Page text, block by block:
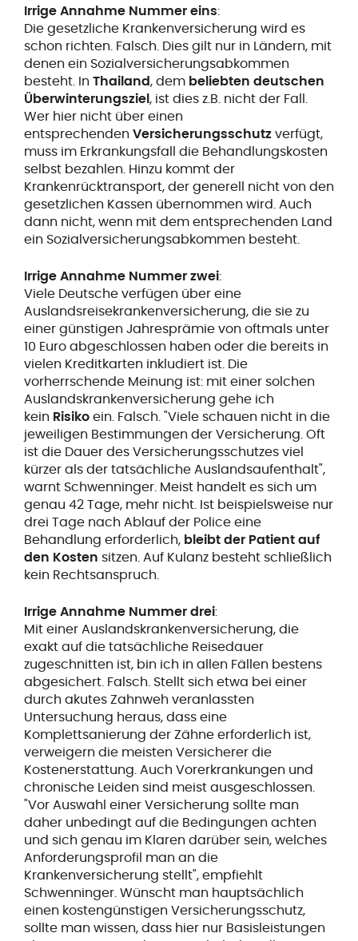
Irrige Annahme Nummer eins:
Die gesetzliche Krankenversicherung wird es
schon richten. Falsch. Dies gilt nur in Ländern, mit
denen ein Sozialversicherungsabkommen
besteht. In Thailand, dem beliebten deutschen
Überwinterungsziel, ist dies z.B. nicht der Fall.
Wer hier nicht über einen
entsprechenden Versicherungsschutzverfügt,
muss im Erkrankungsfall die Behandlungskosten
selbst bezahlen. Hinzu kommt der
Krankenrücktransport, der generell nicht von den
gesetzlichen Kassen übernommen wird. Auch
dann nicht, wenn mit dem entsprechenden Land
ein Sozialversicherungsabkommen besteht.
Irrige Annahme Nummer zwei:
Viele Deutsche verfügen über eine
Auslandsreisekrankenversicherung, die sie zu
einer günstigen Jahresprämie von oftmals unter
10 Euro abgeschlossen haben oder die bereits in
vielen Kreditkarten inkludiert ist. Die
vorherrschende Meinung ist: mit einer solchen
Auslandskrankenversicherung gehe ich
kein Risikoein. Falsch. "Viele schauen nicht in die
jeweiligen Bestimmungen der Versicherung. Oft
ist die Dauer des Versicherungsschutzes viel
kürzer als der tatsächliche Auslandsaufenthalt",
warnt Schwenninger. Meist handelt es sich um
genau 42 Tage, mehr nicht. Ist beispielsweise nur
drei Tage nach Ablauf der Police eine
Behandlung erforderlich, bleibt der Patient auf
den Kosten sitzen. Auf Kulanz besteht schließlich
kein Rechtsanspruch.
Irrige Annahme Nummer drei:
Mit einer Auslandskrankenversicherung, die
exakt auf die tatsächliche Reisedauer
zugeschnitten ist, bin ich in allen Fällen bestens
abgesichert. Falsch. Stellt sich etwa bei einer
durch akutes Zahnweh veranlassten
Untersuchung heraus, dass eine
Komplettsanierung der Zähne erforderlich ist,
verweigern die meisten Versicherer die
Kostenerstattung. Auch Vorerkrankungen und
chronische Leiden sind meist ausgeschlossen.
"Vor Auswahl einer Versicherung sollte man
daher unbedingt auf die Bedingungen achten
und sich genau im Klaren darüber sein, welches
Anforderungsprofil man an die
Krankenversicherung stellt", empfiehlt
Schwenninger. Wünscht man hauptsächlich
einen kostengünstigen Versicherungsschutz,
sollte man wissen, dass hier nur Basisleistungen